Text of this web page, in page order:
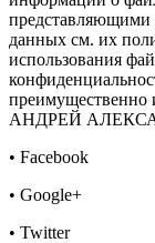
представляющими
данных см. их
использования
АНДРЕЙ
• Facebook
• Google+
• Twitter